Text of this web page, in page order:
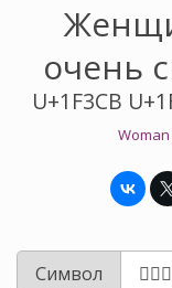
очень
U+1F3CB
Символ